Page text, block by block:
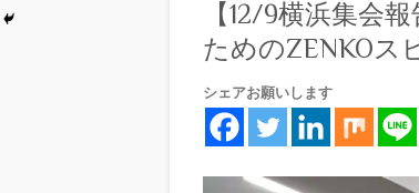
【12/9横浜集会
ためのZENKOス
シェアお願いします